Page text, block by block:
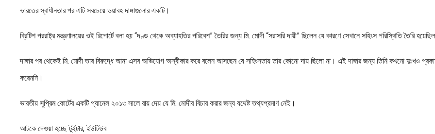
ভারতের স্বাধীনতার পর এটি সবচেয়ে ভয়াবহ দাঙ্গাগুলোর একটি।
ব্রিটিশ পররাষ্ট্র মন্ত্রণালয়ের ওই রিপোর্টে বলা হয় “দণ্ড থেকে অব্যাহতির পরিবেশ” তৈরির জন্য মি. মোদী “সরাসরি দায়ী” ছিলেন যে কারণে সেখানে সহিংস পরিস্থিতি তৈরি
দাঙ্গার পর থেকেই মি. মোদী তার বিরুদ্ধে আনা এসব অভিযোগ অস্বীকার করে বলেন আসছেন যে সহিংসতায় তার কোনো দায় ছিলো না। এই দাঙ্গার জন্য তিনি কখনো দুঃখও
করেননি।
ভারতীয় সুপ্রিম কোর্টের একটি প্যানেল ২০১৩ সালে রায় দেয় যে মি. মোদীর বিচার করার জন্য যথেষ্ট তথ্যপ্রমাণ নেই।
আটকে দেওয়া হচ্ছে টুইটার, ইউটিউব